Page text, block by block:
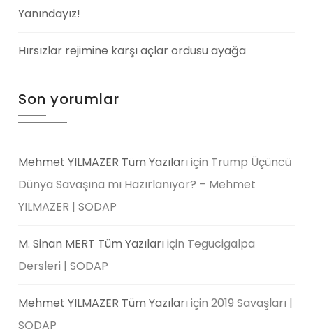
Yanındayız!
Hırsızlar rejimine karşı açlar ordusu ayağa
Son yorumlar
Mehmet YILMAZER Tüm Yazılarıiçin Trump Üçüncü
Dünya Savaşına mı Hazırlanıyor? – Mehmet
YILMAZER | SODAP
M. Sinan MERT Tüm Yazılarıiçin Tegucigalpa
Dersleri | SODAP
Mehmet YILMAZER Tüm Yazılarıiçin2019 Savaşları |
SODAP